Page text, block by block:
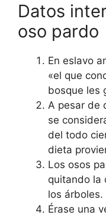
Datos
oso pardo
En eslavo
«el que
bosque les
A pesar de
se
del todo
dieta
Los osos
quitando la
los árboles.
Érase una